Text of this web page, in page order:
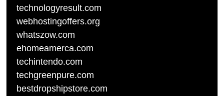
technologyresult.com
webhostingoffers.org
whatszow.com
ehomeamerca.com
techintendo.com
techgreenpure.com
bestdropshipstore.com